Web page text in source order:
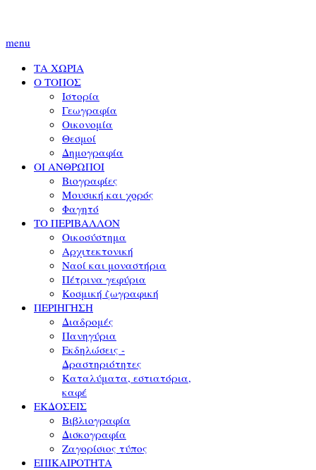
menu
ΤΑ ΧΩΡΙΑ
Ο ΤΟΠΟΣ
Ιστορία
Γεωγραφία
Οικονομία
Θεσμοί
Δημογραφία
ΟΙ ΑΝΘΡΩΠΟΙ
Βιογραφίες
Μουσική και χορός
Φαγητό
ΤΟ ΠΕΡΙΒΑΛΛΟΝ
Οικοσύστημα
Αρχιτεκτονική
Ναοί και μοναστήρια
Πέτρινα γεφύρια
Κοσμική ζωγραφική
ΠΕΡΙΗΓΗΣΗ
Διαδρομές
Πανηγύρια
Εκδηλώσεις -
Δραστηριότητες
Καταλύματα, εστιατόρια,
καφέ
ΕΚΔΟΣΕΙΣ
Βιβλιογραφία
Δισκογραφία
Ζαγορίσιος τύπος
ΕΠΙΚΑΙΡΟΤΗΤΑ